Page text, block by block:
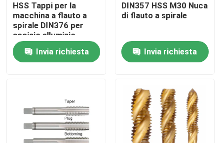
Casa
Giro della fabbrica
HSS Tappi per la
macchina a flauto a
spirale DIN376 per
acciaio alluminio
Invia richiesta
DIN357 HSS M30 Nuca
di flauto a spirale
Invia richiesta